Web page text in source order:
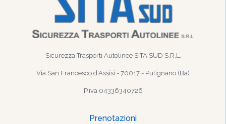
Sicurezza Trasporti Autolinee SITA SUD S.R.L.
Via San Francesco d'Assisi - 70017 - Putignano (Ba)
P.iva 04336340726
Prenotazioni